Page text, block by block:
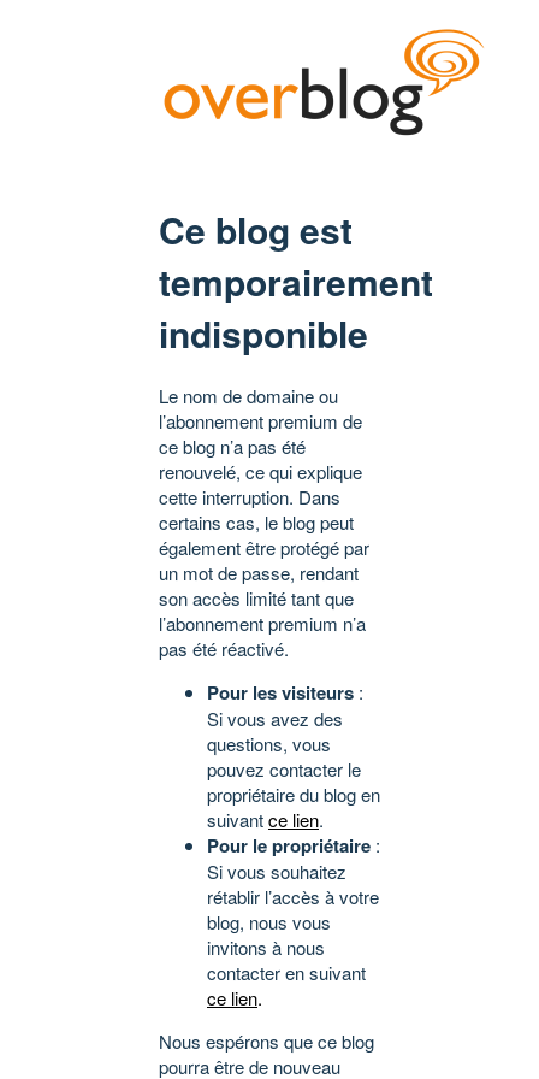
Ce blog est
temporairement
indisponible
Le nom de domaine ou
l’abonnement premium de
ce blog n’a pas été
renouvelé, ce qui explique
cette interruption. Dans
certains cas, le blog peut
également être protégé par
un mot de passe, rendant
son accès limité tant que
l’abonnement premium n’a
pas été réactivé.
Pour les visiteurs :
Si vous avez des
questions, vous
pouvez contacter le
propriétaire du blog en
suivantce lien.
Pour le propriétaire :
Si vous souhaitez
rétablir l’accès à votre
blog, nous vous
invitons à nous
contacter en suivant
ce lien.
Nous espérons que ce blog
pourra être de nouveau